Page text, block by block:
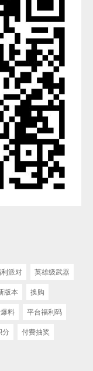
派对
英雄级武器
版本
换购
爆料
平台福利码
分
付费抽奖